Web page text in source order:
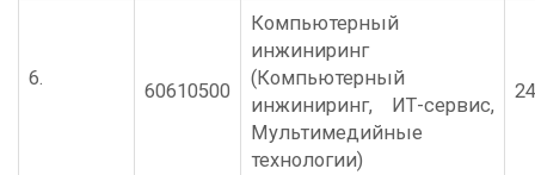
6.
60610500
Компьютерный
инжиниринг
(Компьютерный
инжиниринг, ИТ-сервис,
Мультимедийные
технологии)